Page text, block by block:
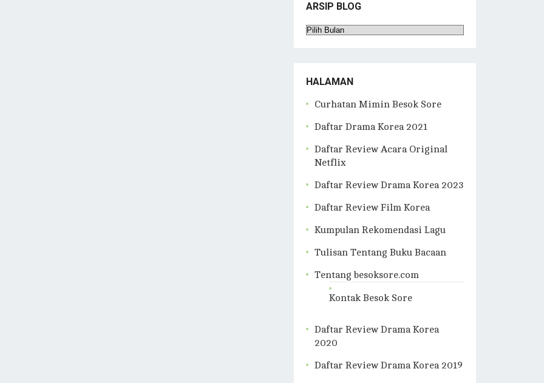
ARSIP BLOG
Arsip
HALAMAN
Curhatan Mimin Besok Sore
Daftar Drama Korea 2021
Daftar Review Acara Original
Netflix
Daftar Review Drama Korea 2023
Daftar Review Film Korea
Kumpulan Rekomendasi Lagu
Tulisan Tentang Buku Bacaan
Tentang besoksore.com
Kontak Besok Sore
Daftar Review Drama Korea
2020
Daftar Review Drama Korea 2019